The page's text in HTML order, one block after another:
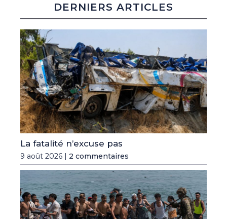
DERNIERS ARTICLES
La fatalité n’excuse pas
9 août 2026 | 2 commentaires